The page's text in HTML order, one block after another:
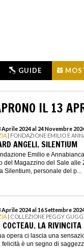
GUIDE
IL 13
Aprile 2024 al 24 Novembre
| FONDAZIONE EMILIO E
ANGELI. SILENTIUM
Emilio e
del Magazzino del Sale alle
Silentium, personale del p...
Aprile 2024 al 16 Settembre
| COLLEZIONE PEGGY
COCTEAU. LA RIVINCITA
opera ci lascia una
felicità è un segno di